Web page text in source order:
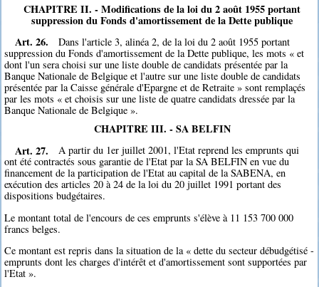
CHAPITRE II. - Modifications de la loi du 2 août 1955 portant
suppression du Fonds d'amortissement de la Dette publique
Art. 26.
Dans l'article 3, alinéa 2, de la loi du 2 août 1955 portant
suppression du Fonds d'amortissement de la Dette publique, les mots « et
dont l'un sera choisi sur une liste double de candidats présentée par la
Banque Nationale de Belgique et l'autre sur une liste double de candidats
présentée par la Caisse générale d'Epargne et de Retraite » sont remplaçés
par les mots « et choisis sur une liste de quatre candidats dressée par la
Banque Nationale de Belgique ».
CHAPITRE III. - SA BELFIN
Art. 27.
A partir du 1er juillet 2001, l'Etat reprend les emprunts qui
ont été contractés sous garantie de l'Etat par la SA BELFIN en vue du
financement de la participation de l'Etat au capital de la SABENA, en
exécution des articles 20 à 24 de la loi du 20 juillet 1991 portant des
dispositions budgétaires.
Le montant total de l'encours de ces emprunts s'élève à 11 153 700 000
francs belges.
Ce montant est repris dans la situation de la « dette du secteur débudgétisé -
emprunts dont les charges d'intérêt et d'amortissement sont supportées par
l'Etat ».